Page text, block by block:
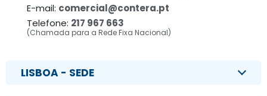
E-mail: comercial@contera.pt
Telefone: 217 967 663
(Chamada para a Rede Fixa Nacional)
LISBOA - SEDE